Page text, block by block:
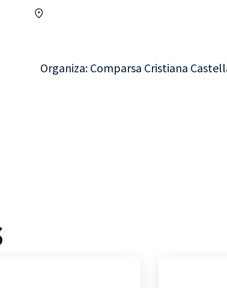
Organiza: Comparsa Cristiana